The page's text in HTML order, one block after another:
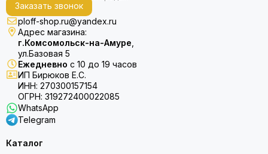
Заказать звонок
ploff-shop.ru@yandex.ru
Адрес магазина:
г.Комсомольск-на-Амуре
ул.Базовая 5
Ежедневно с 10 до 19 часов
ИП Бирюков Е.С.
ИНН: 270300157154
ОГРН: 319272400022085
WhatsApp
Telegram
Каталог